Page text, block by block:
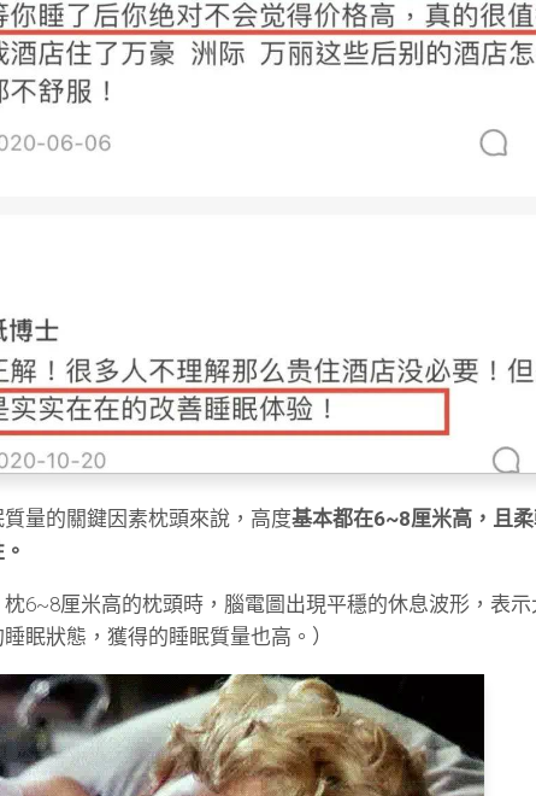
量的關鍵因素枕頭來說，高度基本都在6~8厘米高，且
枕6~8厘米高的枕頭時，腦電圖出現平穩的休息波形，表示
眠狀態，獲得的睡眠質量也高。）